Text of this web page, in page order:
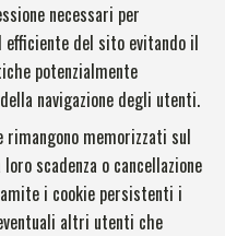
necessari per
efficiente del sito evitando il
potenzialmente
navigazione degli utenti.
rimangono memorizzati sul
scadenza o cancellazione
i cookie persistenti i
altri utenti che